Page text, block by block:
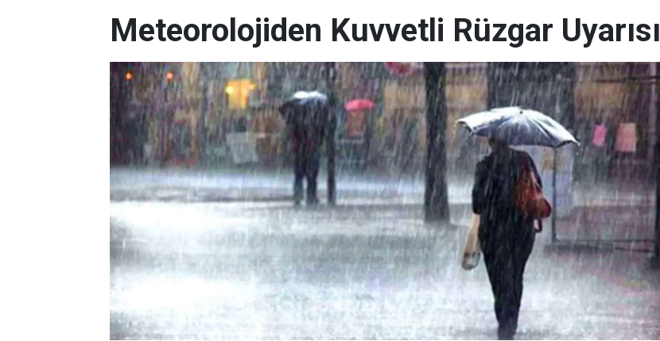
Meteorolojiden Kuvvetli Rüzgar Uyarısı